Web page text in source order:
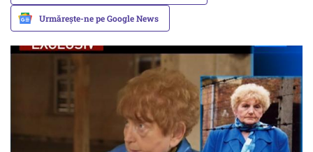
Urmărește-ne pe Google News